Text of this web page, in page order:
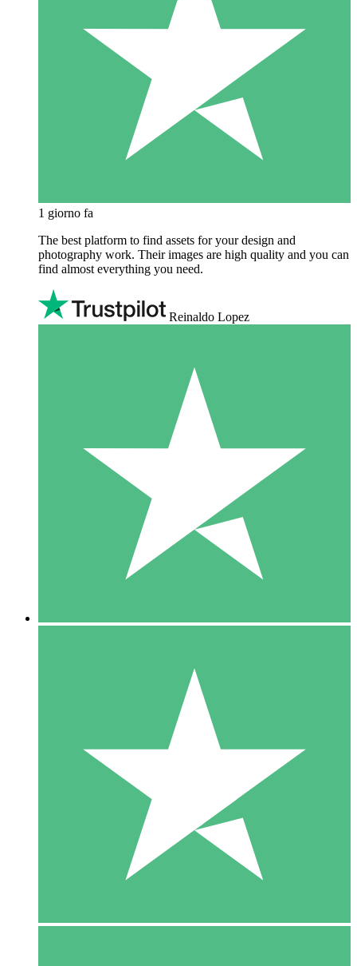
1 giorno fa
The best platform to find assets for your design and
photography work. Their images are high quality and you can
find almost everything you need.
Reinaldo Lopez